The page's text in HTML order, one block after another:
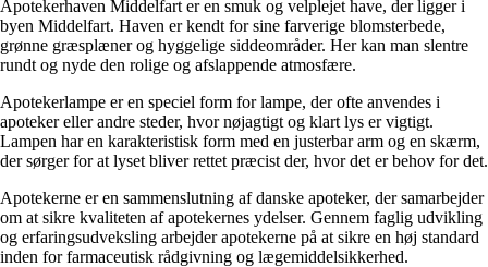
Apotekerhaven Middelfart er en smuk og velplejet have, der ligger i
byen Middelfart. Haven er kendt for sine farverige blomsterbede,
grønne græsplæner og hyggelige siddeområder. Her kan man slentre
rundt og nyde den rolige og afslappende atmosfære.
Apotekerlampe er en speciel form for lampe, der ofte anvendes i
apoteker eller andre steder, hvor nøjagtigt og klart lys er vigtigt.
Lampen har en karakteristisk form med en justerbar arm og en skærm,
der sørger for at lyset bliver rettet præcist der, hvor det er behov for det.
Apotekerne er en sammenslutning af danske apoteker, der samarbejder
om at sikre kvaliteten af apotekernes ydelser. Gennem faglig udvikling
og erfaringsudveksling arbejder apotekerne på at sikre en høj standard
inden for farmaceutisk rådgivning og lægemiddelsikkerhed.